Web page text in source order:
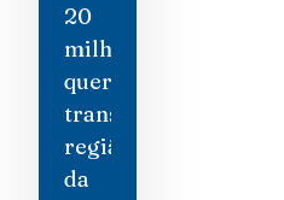
20
milhões
quer
transformar
região
da